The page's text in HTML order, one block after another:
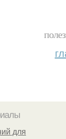
для